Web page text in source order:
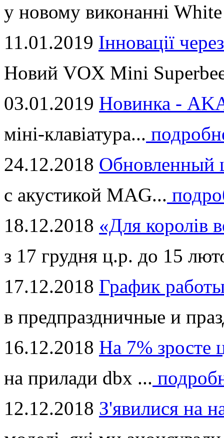
у новому виконанні
11.01.2019 Інновації
Новий VOX Mini
03.01.2019 Новинка -
міні-клавіатура...
24.12.2018 Обновленный
с акустикой MAG...
18.12.2018 «Для королів
з 17 грудня ц.р. до 15
17.12.2018 График
в предпраздничные и
16.12.2018 На 7% зросте
на прилади dbx ...
12.12.2018 З'явилися на